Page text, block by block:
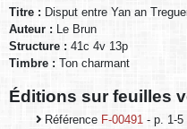
Titre : Disput entre Yan an
Auteur : Le Brun
Structure : 41c 4v 13p
Timbre : Ton charmant
Éditions sur feuilles
Référence F-00491 - p. 1-5